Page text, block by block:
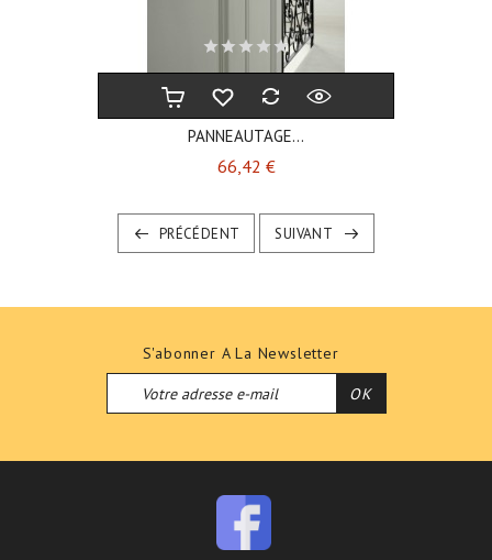
PANNEAUTAGE...
66,42 €Prix
PRÉCÉDENT SUIVANT
S'abonner A La Newsletter